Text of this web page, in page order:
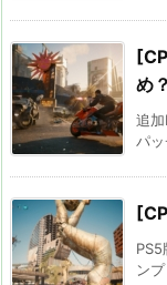
め？
追
パ
ン